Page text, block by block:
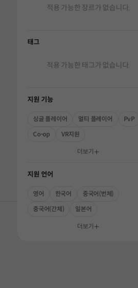
적용 가능한 장르가 없습니다.
태그
적용 가능한 태그가 없습니다.
지원 기능
싱글 플레이어 멀티 플레이어
PvP
Co-op
VR지원
더보기
지원 언어
영어 한국어
중국어(번체)
중국어(간체)
일본어
더보기